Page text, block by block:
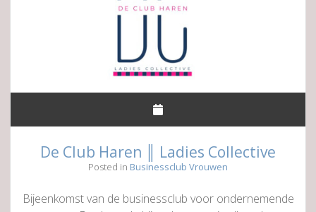
De Club Haren ║ Ladies Collective
Posted in Businessclub Vrouwen
Bijeenkomst van de businessclub voor ondernemende